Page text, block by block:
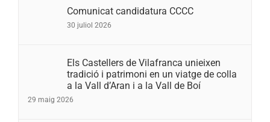
Comunicat candidatura CCCC
30 juliol 2026
Els Castellers de Vilafranca unieixen
tradició i patrimoni en un viatge de colla
a la Vall d’Aran i a la Vall de Boí
29 maig 2026